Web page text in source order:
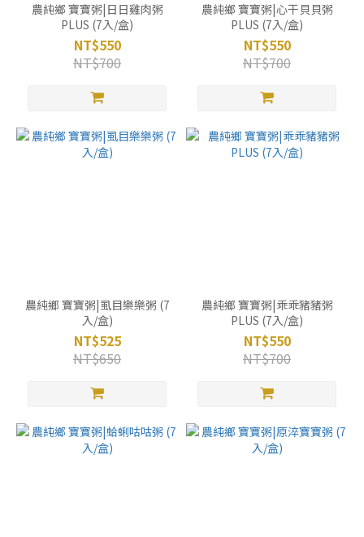
農純鄉 寶寶粥|日日雞肉粥
PLUS (7入/盒)
NT$550
NT$700
農純鄉 寶寶粥|心干貝貝粥
PLUS (7入/盒)
NT$550
NT$700
農純鄉 寶寶粥|虱目樂樂粥 (7
入/盒)
NT$525
NT$650
農純鄉 寶寶粥|乖乖豬豬粥
PLUS (7入/盒)
NT$550
NT$700